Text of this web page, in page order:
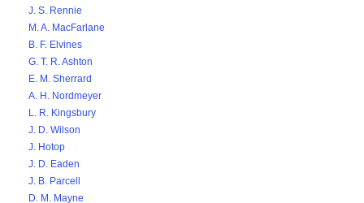
J. S. Rennie
M. A. MacFarlane
B. F. Elvines
G. T. R. Ashton
E. M. Sherrard
A. H. Nordmeyer
L. R. Kingsbury
J. D. Wilson
J. Hotop
J. D. Eaden
J. B. Parcell
D. M. Mayne